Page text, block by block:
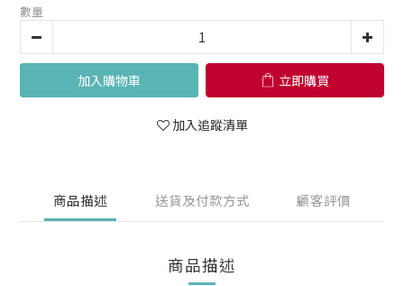
數量
加入購物車 立即購買
加入追蹤清單
商品描述 送貨及付款方式 顧客評價
商品描述